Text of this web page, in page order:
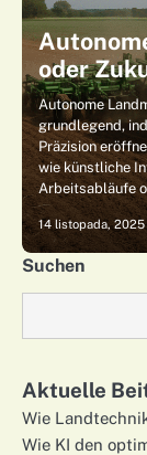
oder
Autonome
grundlegend,
Präzision
wie künstliche
Arbeitsabläufe
14 listopada, 2025
Suchen
Aktuelle
Wie
Wie KI den